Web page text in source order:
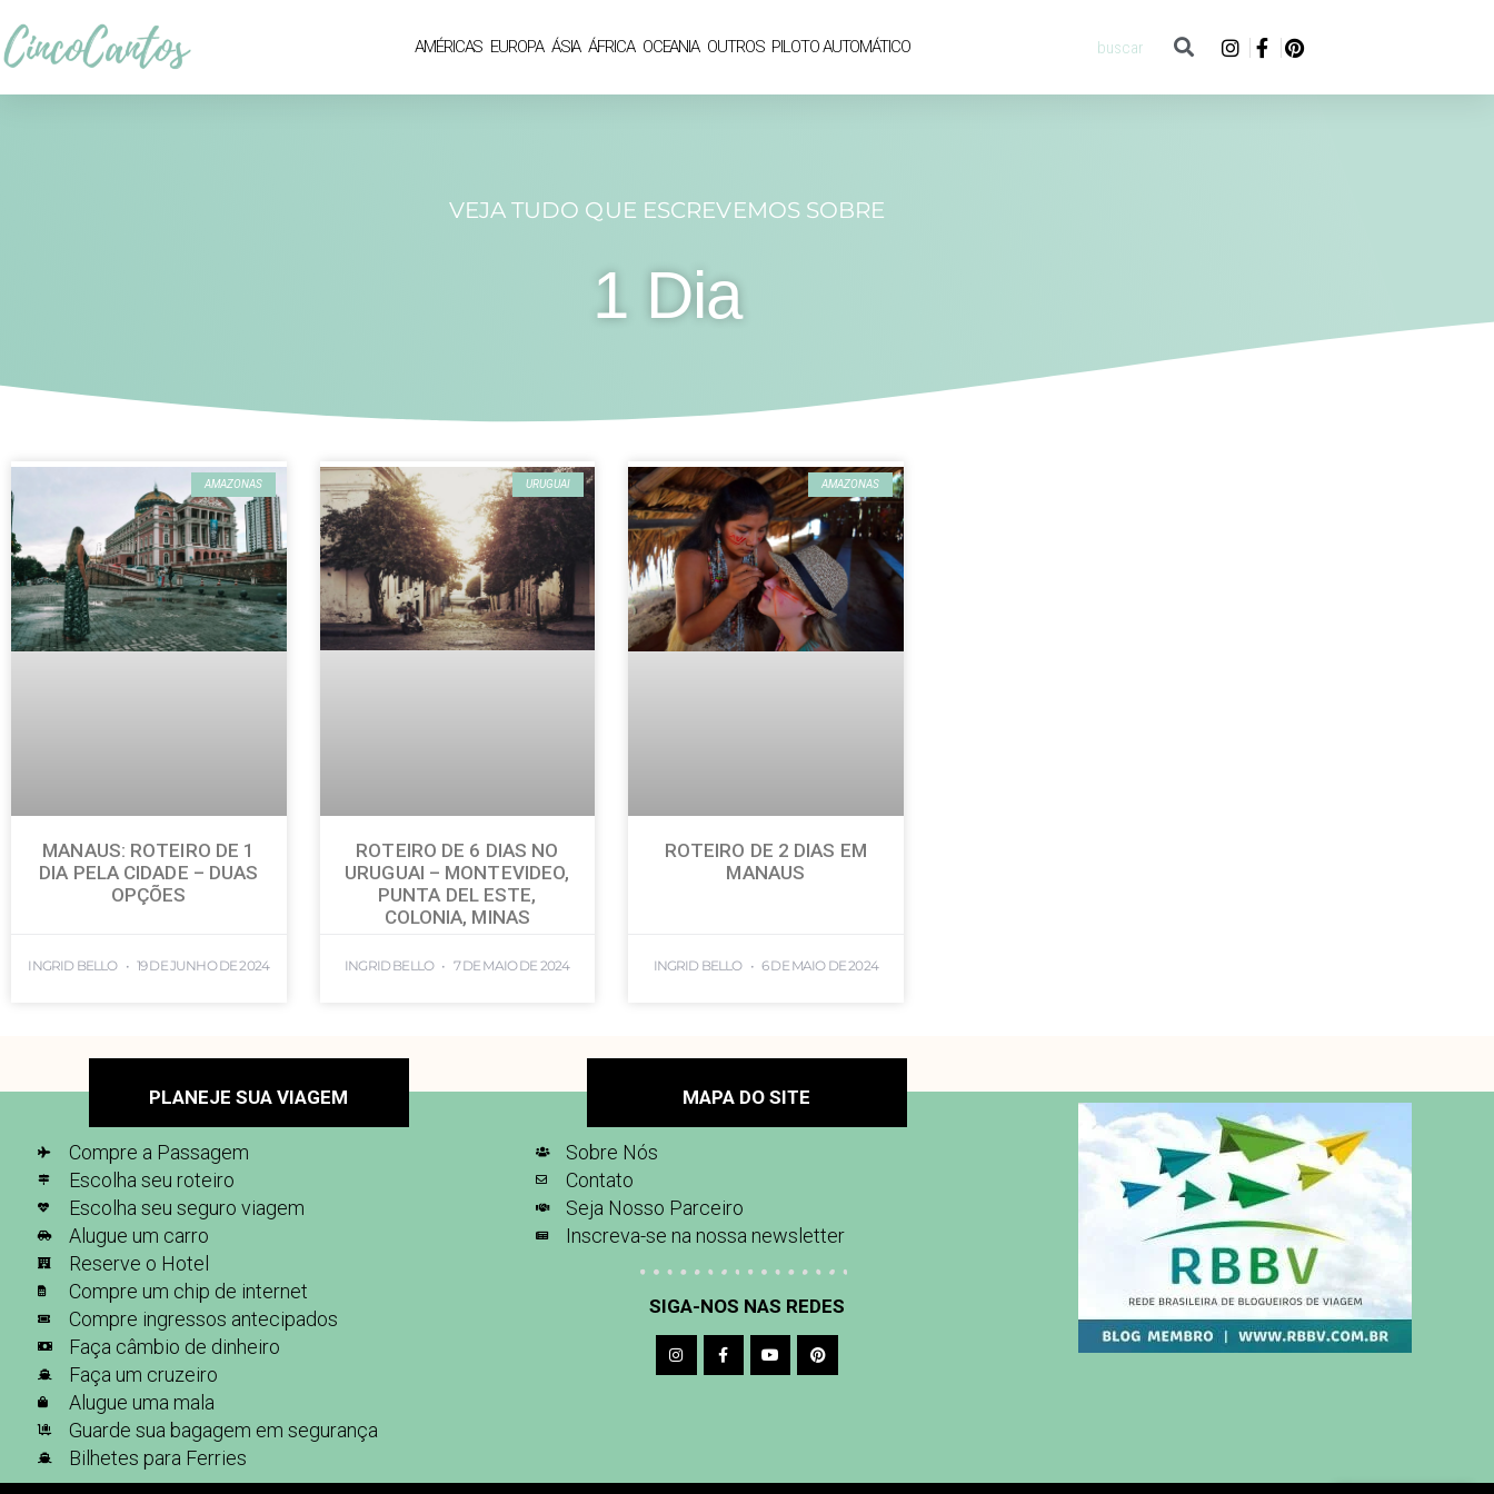
AMÉRICAS EUROPA ÁSIA ÁFRICA OCEANIA OUTROS PILOTO AUTOMÁTICO
VEJA TUDO QUE ESCREVEMOS SOBRE
1 Dia
AMAZONAS
MANAUS: ROTEIRO DE 1
DIA PELA CIDADE – DUAS
OPÇÕES
INGRID BELLO 19 DE JUNHO DE 2024
URUGUAI
ROTEIRO DE 6 DIAS NO
URUGUAI – MONTEVIDEO,
PUNTA DEL ESTE,
COLONIA, MINAS
INGRID BELLO 7 DE MAIO DE 2024
AMAZONAS
ROTEIRO DE 2 DIAS EM
MANAUS
INGRID BELLO 6 DE MAIO DE 2024
PLANEJE SUA VIAGEM
Compre a Passagem
Escolha seu roteiro
Escolha seu seguro viagem
Alugue um carro
Reserve o Hotel
Compre um chip de internet
Compre ingressos antecipados
Faça câmbio de dinheiro
Faça um cruzeiro
Alugue uma mala
Guarde sua bagagem em segurança
Bilhetes para Ferries
MAPA DO SITE
Sobre Nós
Contato
Seja Nosso Parceiro
Inscreva-se na nossa newsletter
SIGA-NOS NAS REDES